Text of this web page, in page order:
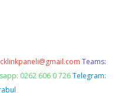
Teams:
0262 606 0 726 Telegram: